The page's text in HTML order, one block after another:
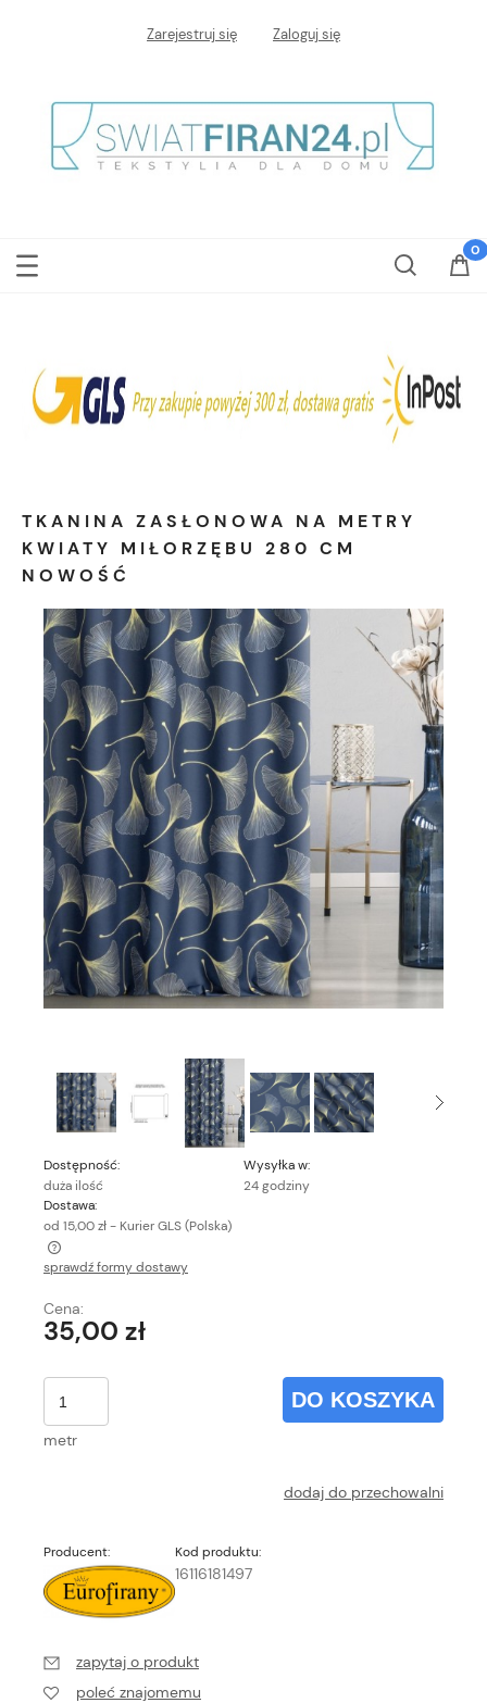
Zarejestruj się Zaloguj się
TKANINA ZASŁONOWA NA METRY
KWIATY MIŁORZĘBU 280 CM
NOWOŚĆ
Dostępność:
duża ilość
Wysyłka w:
24 godziny
Dostawa:
od 15,00 zł- Kurier GLS(Polska)
Cena nie zawiera ewentualnych kosztów płatności
sprawdź formy dostawy
Cena:
35,00 zł
metr
DO KOSZYKA
dodaj do przechowalni
Producent: Kod produktu:
16116181497
zapytaj o produkt
poleć znajomemu